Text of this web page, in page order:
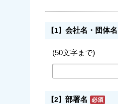
【1】 会社名・団体名
(50文字まで)
【2】 部署名